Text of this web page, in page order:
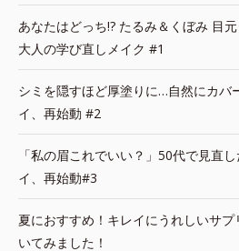
あなたはどっち!? たるみ＆くぼみ 目
大人の学び直しメイク #1
シミを隠すほど厚塗りに…自然にカバ
イ、再始動 #2
「私の眉これでいい？」50代で見直
イ、再始動#3
夏におすすめ！キレイにうれしいサ
いてみました！